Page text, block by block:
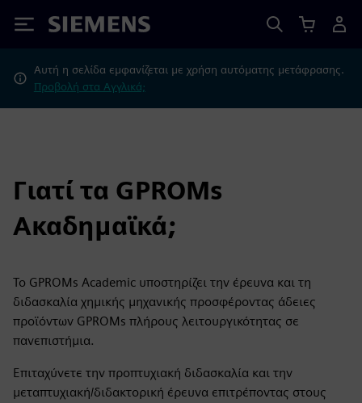
Siemens
Αυτή η σελίδα εμφανίζεται με χρήση αυτόματης μετάφρασης.
Προβολή στα Αγγλικά;
Γιατί τα GPROMs
Ακαδημαϊκά;
Το GPROMs Academic υποστηρίζει την έρευνα και τη
διδασκαλία χημικής μηχανικής προσφέροντας άδειες
προϊόντων GPROMs πλήρους λειτουργικότητας σε
πανεπιστήμια.
Επιταχύνετε την προπτυχιακή διδασκαλία και την
μεταπτυχιακή/διδακτορική έρευνα επιτρέποντας στους